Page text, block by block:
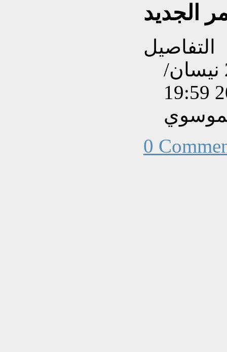
الجديد
التفاصيل
تم إنشاءه بتاريخ الإثنين, 20 نيسان/
0